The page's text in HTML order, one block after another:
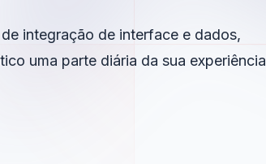
integração de interface e dados,
uma parte diária da sua experiência